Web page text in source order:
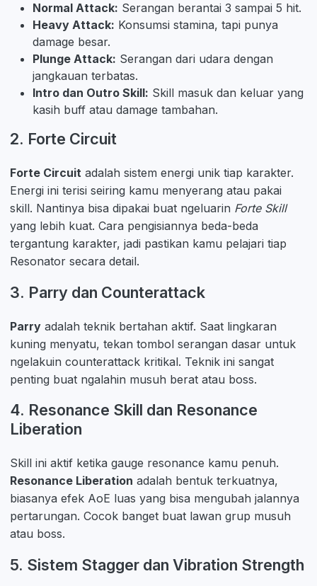
Normal Attack: Serangan berantai 3 sampai 5 hit.
Heavy Attack: Konsumsi stamina, tapi punya
damage besar.
Plunge Attack: Serangan dari udara dengan
jangkauan terbatas.
Intro dan Outro Skill: Skill masuk dan keluar yang
kasih buff atau damage tambahan.
2. Forte Circuit
Forte Circuit adalah sistem energi unik tiap karakter.
Energi ini terisi seiring kamu menyerang atau pakai
skill. Nantinya bisa dipakai buat ngeluarin Forte Skill
yang lebih kuat. Cara pengisiannya beda-beda
tergantung karakter, jadi pastikan kamu pelajari tiap
Resonator secara detail.
3. Parry dan Counterattack
Parry adalah teknik bertahan aktif. Saat lingkaran
kuning menyatu, tekan tombol serangan dasar untuk
ngelakuin counterattack kritikal. Teknik ini sangat
penting buat ngalahin musuh berat atau boss.
4. Resonance Skill dan Resonance
Liberation
Skill ini aktif ketika gauge resonance kamu penuh.
Resonance Liberation adalah bentuk terkuatnya,
biasanya efek AoE luas yang bisa mengubah jalannya
pertarungan. Cocok banget buat lawan grup musuh
atau boss.
5. Sistem Stagger dan Vibration Strength